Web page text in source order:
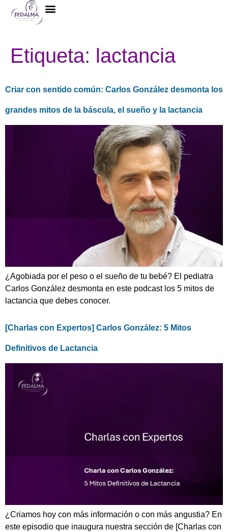
Etiqueta: lactancia
Criar con sentido común: Carlos González desmonta los
grandes mitos de la báscula, el sueño y la lactancia
¿Agobiada por el peso o el sueño de tu bebé? El pediatra
Carlos González desmonta en este podcast los 5 mitos de
lactancia que debes conocer.
[Charlas con Expertos] Carlos González: 5 Mitos
Definitivos de Lactancia
¿Criamos hoy con más información o con más angustia? En
este episodio que inaugura nuestra sección de [Charlas con